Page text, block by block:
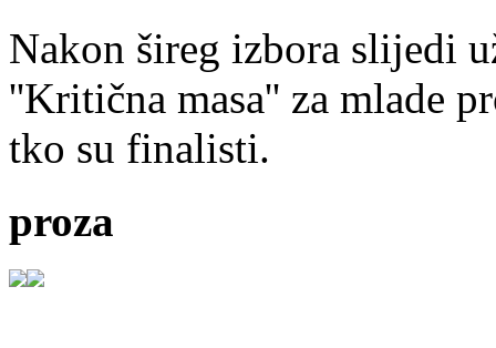
Nakon šireg izbora slijedi
''Kritična masa'' za mlade
tko su finalisti.
proza